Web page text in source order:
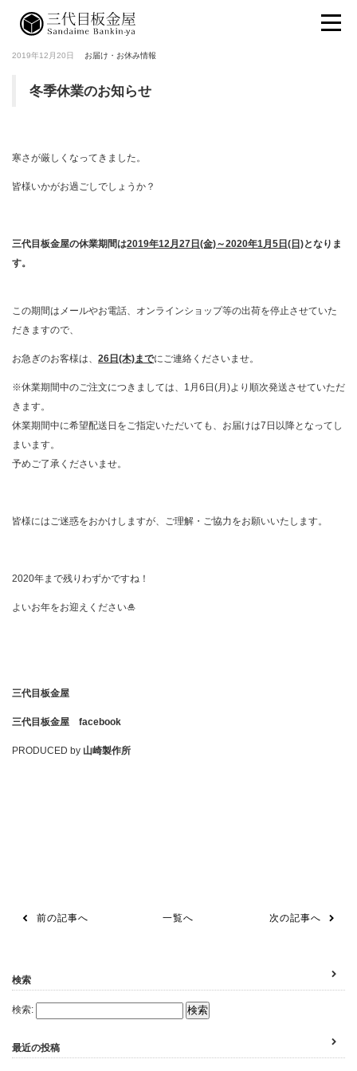
2019年12月20日 お届け・お休み情報
冬季休業のお知らせ
寒さが厳しくなってきました。
皆様いかがお過ごしでしょうか？
三代目板金屋の休業期間は2019年12月27日(金)～2020年1月5日(日)となりま
す。
この期間はメールやお電話、オンラインショップ等の出荷を停止させていた
だきますので、
お急ぎのお客様は、 26日(木)までにご連絡くださいませ。
※休業期間中のご注文につきましては、1月6日(月)より順次発送させていただ
きます。
休業期間中に希望配送日をご指定いただいても、お届けは7日以降となってし
まいます。
予めご了承くださいませ。
皆様にはご迷惑をおかけしますが、ご理解・ご協力をお願いいたします。
2020年まで残りわずかですね！
よいお年をお迎えください🎍
三代目板金屋
三代目板金屋 facebook
PRODUCED by 山崎製作所
前の記事へ 一覧へ 次の記事へ
検索
検索:
最近の投稿